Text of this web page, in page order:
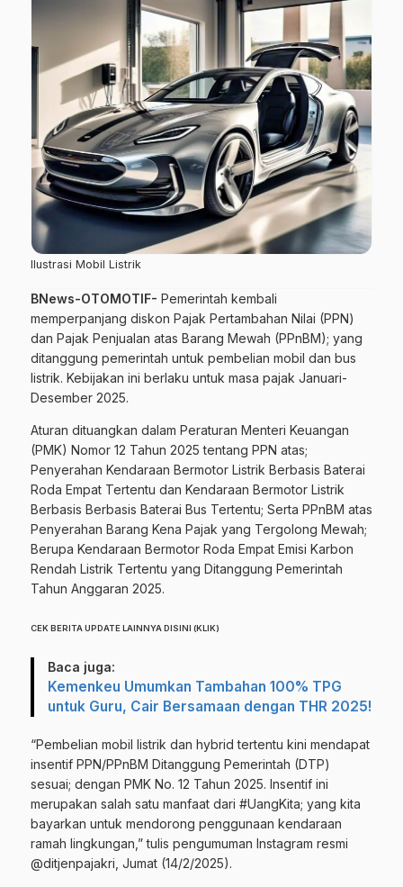
Ilustrasi Mobil Listrik
BNews-OTOMOTIF- Pemerintah kembali
memperpanjang diskon Pajak Pertambahan Nilai (PPN)
dan Pajak Penjualan atas Barang Mewah (PPnBM); yang
ditanggung pemerintah untuk pembelian mobil dan bus
listrik. Kebijakan ini berlaku untuk masa pajak Januari-
Desember 2025.
Aturan dituangkan dalam Peraturan Menteri Keuangan
(PMK) Nomor 12 Tahun 2025 tentang PPN atas;
Penyerahan Kendaraan Bermotor Listrik Berbasis Baterai
Roda Empat Tertentu dan Kendaraan Bermotor Listrik
Berbasis Berbasis Baterai Bus Tertentu; Serta PPnBM atas
Penyerahan Barang Kena Pajak yang Tergolong Mewah;
Berupa Kendaraan Bermotor Roda Empat Emisi Karbon
Rendah Listrik Tertentu yang Ditanggung Pemerintah
Tahun Anggaran 2025.
CEK BERITA UPDATE LAINNYA DISINI (KLIK)
Baca juga:
Kemenkeu Umumkan Tambahan 100% TPG
untuk Guru, Cair Bersamaan dengan THR 2025!
“Pembelian mobil listrik dan hybrid tertentu kini mendapat
insentif PPN/PPnBM Ditanggung Pemerintah (DTP)
sesuai; dengan PMK No. 12 Tahun 2025. Insentif ini
merupakan salah satu manfaat dari #UangKita; yang kita
bayarkan untuk mendorong penggunaan kendaraan
ramah lingkungan,” tulis pengumuman Instagram resmi
@ditjenpajakri, Jumat (14/2/2025).